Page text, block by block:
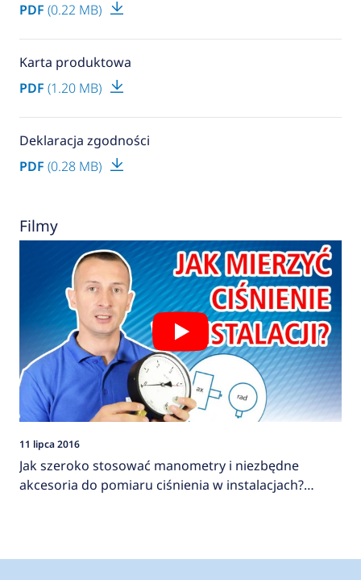
PDF (0.22 MB)
Karta produktowa
PDF (1.20 MB)
Deklaracja zgodności
PDF (0.28 MB)
Filmy
11 lipca 2016
Jak szeroko stosować manometry i niezbędne
akcesoria do pomiaru ciśnienia w instalacjach?